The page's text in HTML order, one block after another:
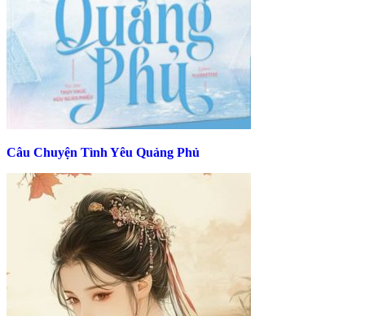
Câu Chuyện Tình Yêu Quảng Phủ